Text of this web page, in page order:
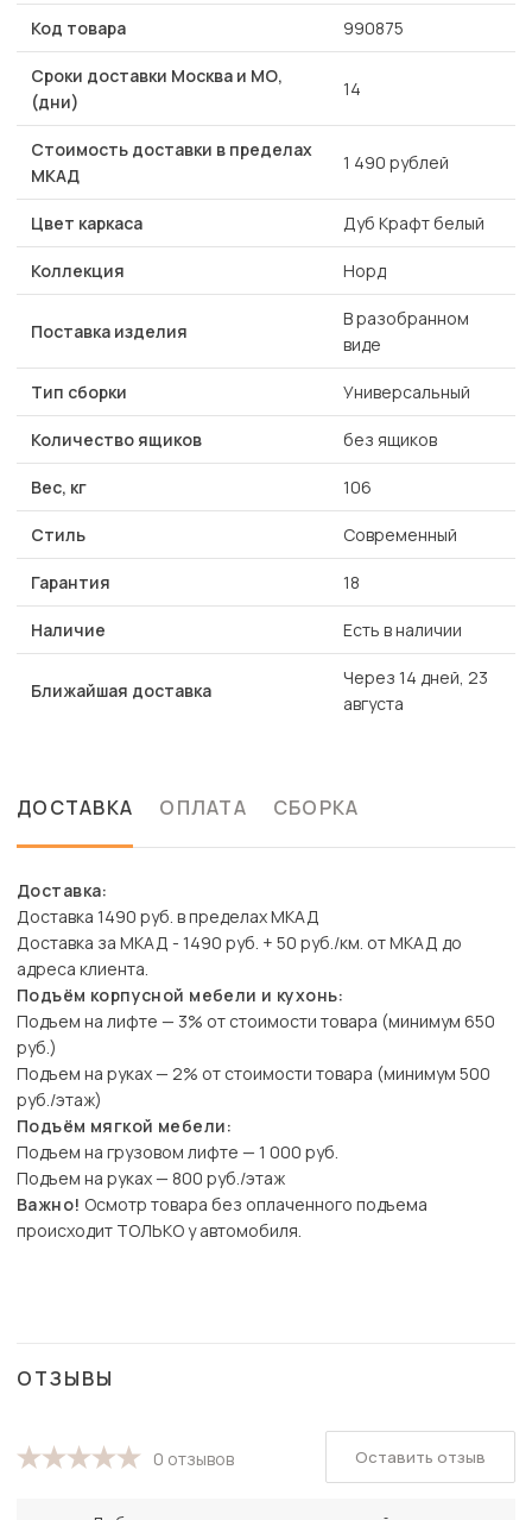
Код товара 990875
Сроки доставки Москва и МО,
(дни)
14
Стоимость доставки в пределах
МКАД
1 490 рублей
Цвет каркаса Дуб Крафт белый
Коллекция Норд
Поставка изделия
В разобранном
виде
Тип сборки Универсальный
Количество ящиков без ящиков
Вес, кг 106
Стиль Современный
Гарантия 18
Наличие Есть в наличии
Ближайшая доставка
Через 14 дней, 23
августа
ДОСТАВКА ОПЛАТА СБОРКА
Доставка:
Доставка 1490 руб. в пределах МКАД
Доставка за МКАД - 1490 руб. + 50 руб./км. от МКАД до
адреса клиента.
Подъём корпусной мебели и кухонь:
Подъем на лифте — 3% от стоимости товара (минимум 650
руб.)
Подъем на руках — 2% от стоимости товара (минимум 500
руб./этаж)
Подъём мягкой мебели:
Подъем на грузовом лифте — 1 000 руб.
Подъем на руках — 800 руб./этаж
Важно! Осмотр товара без оплаченного подъема
происходит ТОЛЬКО у автомобиля.
ОТЗЫВЫ
0 отзывов Оставить отзыв